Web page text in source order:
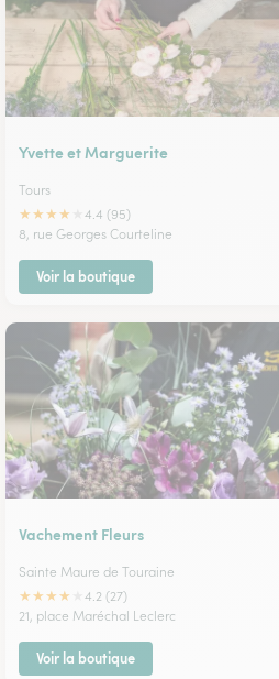
Yvette et Marguerite
Tours
★★★★
4.4 (95)
8, rue Georges Courteline
Voir la boutique
Vachement Fleurs
Sainte Maure de Touraine
★★★★
4.2 (27)
21, place Maréchal Leclerc
Voir la boutique